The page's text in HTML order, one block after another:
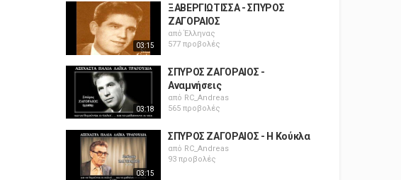
03:15
ΞΑΒΕΡΓΙΩΤΙΣΣΑ - ΣΠΥΡΟΣ
ΖΑΓΟΡΑΙΟΣ
απόΈλληνας
577 προβολές
03:18
ΣΠΥΡΟΣ ΖΑΓΟΡΑΙΟΣ -
Αναμνήσεις
από RC_Andreas
565 προβολές
03:15
ΣΠΥΡΟΣ ΖΑΓΟΡΑΙΟΣ - Η Κούκλα
από RC_Andreas
93 προβολές